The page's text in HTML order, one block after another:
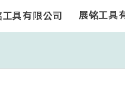
展铭工具